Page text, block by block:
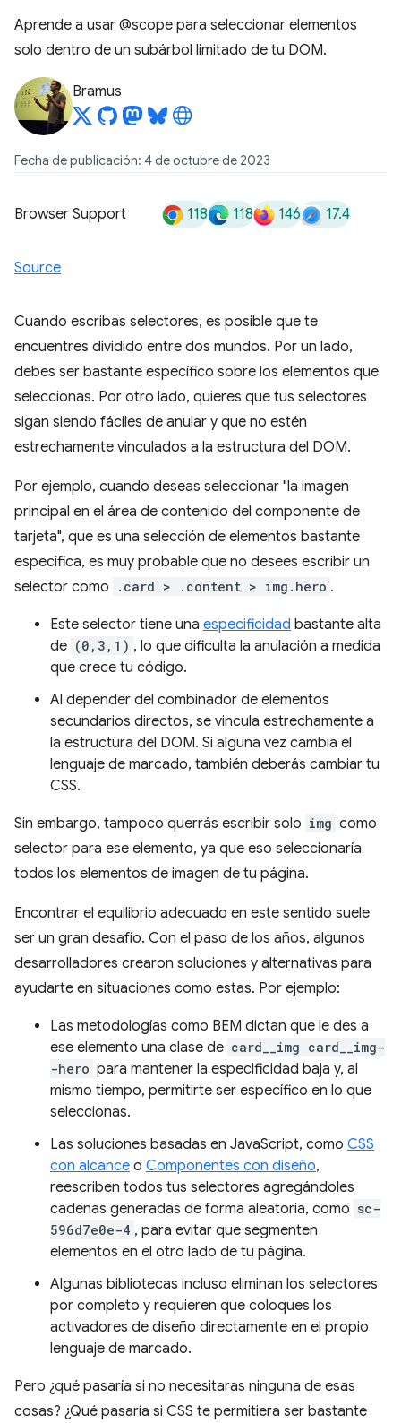
Aprende a usar @scope para seleccionar elementos
solo dentro de un subárbol limitado de tu DOM.
Bramus
Fecha de publicación: 4 de octubre de 2023
Browser Support 118 118 146 17.4
Source
Cuando escribas selectores, es posible que te
encuentres dividido entre dos mundos. Por un lado,
debes ser bastante específico sobre los elementos que
seleccionas. Por otro lado, quieres que tus selectores
sigan siendo fáciles de anular y que no estén
estrechamente vinculados a la estructura del DOM.
Por ejemplo, cuando deseas seleccionar "la imagen
principal en el área de contenido del componente de
tarjeta", que es una selección de elementos bastante
específica, es muy probable que no desees escribir un
selector como
.card > .content > img.hero .
Este selector tiene una especificidad bastante alta
de (0,3,1) , lo que dificulta la anulación a medida
que crece tu código.
Al depender del combinador de elementos
secundarios directos, se vincula estrechamente a
la estructura del DOM. Si alguna vez cambia el
lenguaje de marcado, también deberás cambiar tu
CSS.
Sin embargo, tampoco querrás escribir solo img como
selector para ese elemento, ya que eso seleccionaría
todos los elementos de imagen de tu página.
Encontrar el equilibrio adecuado en este sentido suele
ser un gran desafío. Con el paso de los años, algunos
desarrolladores crearon soluciones y alternativas para
ayudarte en situaciones como estas. Por ejemplo:
Las metodologías como BEM dictan que le des a
ese elemento una clase de card__img card__img-
-hero para mantener la especificidad baja y, al
mismo tiempo, permitirte ser específico en lo que
seleccionas.
Las soluciones basadas en JavaScript, como CSS
con alcance o Componentes con diseño,
reescriben todos tus selectores agregándoles
cadenas generadas de forma aleatoria, como sc-
596d7e0e-4 , para evitar que segmenten
elementos en el otro lado de tu página.
Algunas bibliotecas incluso eliminan los selectores
por completo y requieren que coloques los
activadores de diseño directamente en el propio
lenguaje de marcado.
Pero ¿qué pasaría si no necesitaras ninguna de esas
cosas? ¿Qué pasaría si CSS te permitiera ser bastante